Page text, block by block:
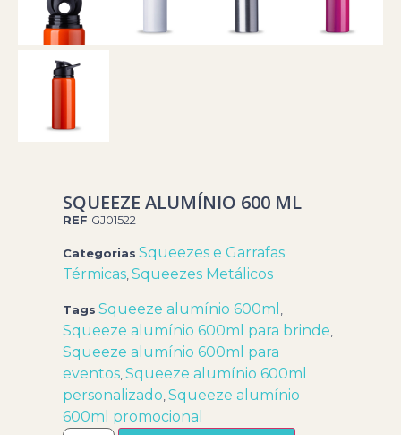
SQUEEZE ALUMÍNIO 600 ML
REF GJ01522
Categorias Squeezes e Garrafas
Térmicas ,Squeezes Metálicos
Tags Squeeze alumínio 600ml
Squeeze alumínio 600ml para brinde
Squeeze alumínio 600ml para
eventos ,Squeeze alumínio 600ml
personalizado ,Squeeze alumínio
600ml promocional